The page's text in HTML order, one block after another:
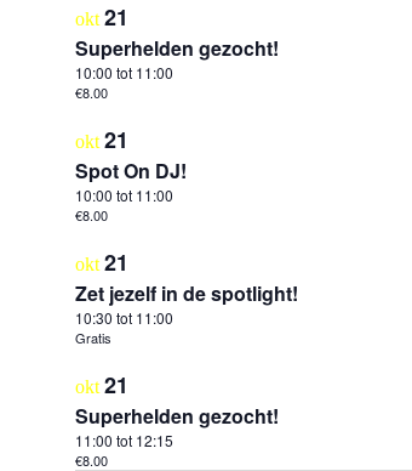
okt 21
Superhelden gezocht!
10:00 tot 11:00
€8.00
okt 21
Spot On DJ!
10:00 tot 11:00
€8.00
okt 21
Zet jezelf in de spotlight!
10:30 tot 11:00
Gratis
okt 21
Superhelden gezocht!
11:00 tot 12:15
€8.00